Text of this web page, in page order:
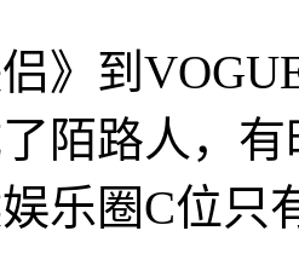
》到
陌路人，
乐圈C位只